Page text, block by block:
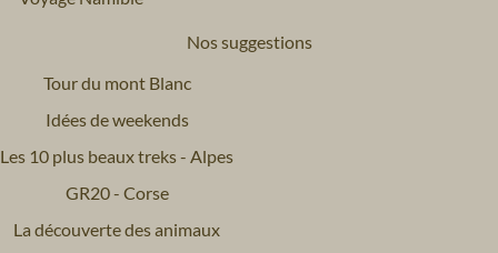
Nos suggestions
Tour du mont Blanc
Idées de weekends
Les 10 plus beaux treks - Alpes
GR20 - Corse
La découverte des animaux